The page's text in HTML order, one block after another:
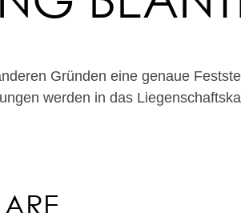
Gründen eine genaue
werden in das